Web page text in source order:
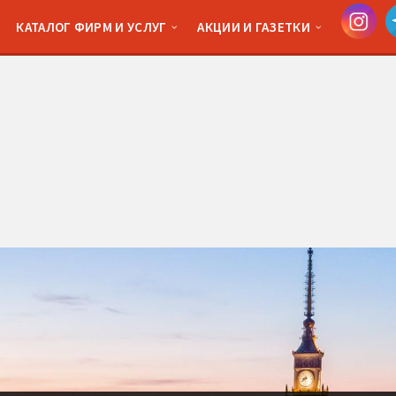
КАТАЛОГ ФИРМ И УСЛУГ АКЦИИ И ГАЗЕТКИ